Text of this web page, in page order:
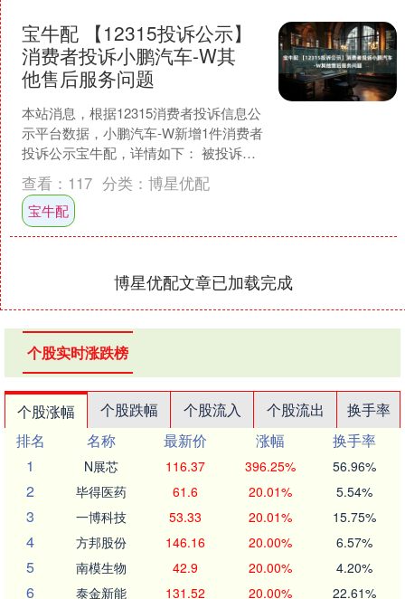
宝牛配 【12315投诉公示】
消费者投诉小鹏汽车-W其
他售后服务问题
本站消息，根据12315消费者投诉信息公
示平台数据，小鹏汽车-W新增1件消费者
投诉公示宝牛配，详情如下： 被投诉企
业：小鹏汽车销售有限公司投诉基本信
息：2025....
查看： 117 分类： 博星优配
宝牛配
博星优配文章已加载完成
个股实时涨跌榜
个股涨幅 个股跌幅 个股流入 个股流出
换手率
排名
名称 最新价 涨幅
换手率
1
N展芯 116.37 396.25% 56.96%
2 毕得医药 61.6 20.01% 5.54%
3 一博科技 53.33 20.01% 15.75%
4 方邦股份 146.16 20.00% 6.57%
5 南模生物 42.9 20.00% 4.20%
6 泰金新能 131.52 20.00% 22.61%